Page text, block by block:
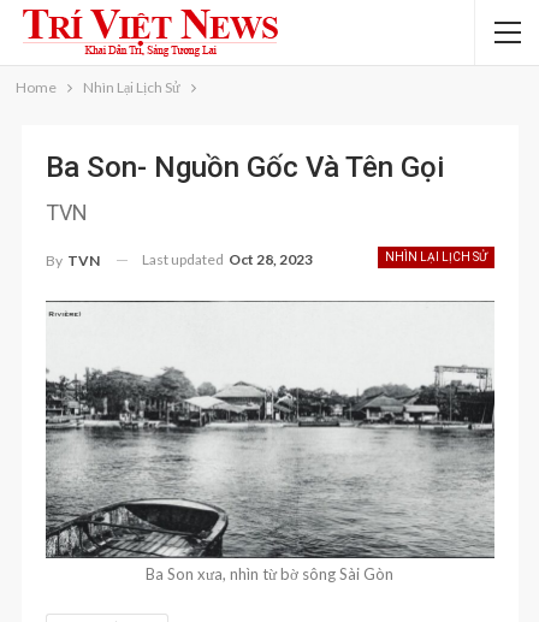
Home Nhìn Lại Lịch Sử
Ba Son- Nguồn Gốc Và Tên Gọi
TVN
NHÌN LẠI LỊCH SỬ
By TVN Last updated Oct 28, 2023
Ba Son xưa, nhìn từ bờ sông Sài Gòn